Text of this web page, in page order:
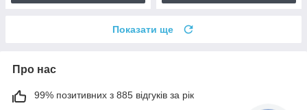
Показати ще
Про нас
99% позитивних з 885 відгуків за рік